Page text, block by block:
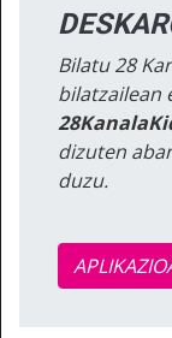
Bilatu 28
bilatzailean
dizuten
duzu.